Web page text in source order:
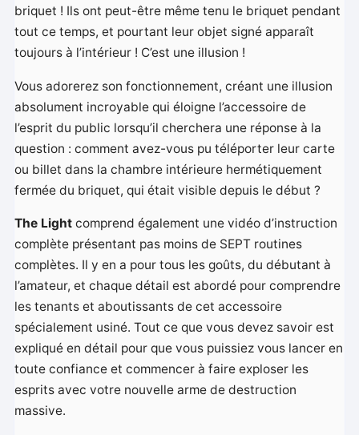
briquet ! Ils ont peut-être même tenu le briquet pendant
tout ce temps, et pourtant leur objet signé apparaît
toujours à l’intérieur ! C’est une illusion !
Vous adorerez son fonctionnement, créant une illusion
absolument incroyable qui éloigne l’accessoire de
l’esprit du public lorsqu’il cherchera une réponse à la
question : comment avez-vous pu téléporter leur carte
ou billet dans la chambre intérieure hermétiquement
fermée du briquet, qui était visible depuis le début ?
The Light comprend également une vidéo d’instruction
complète présentant pas moins de SEPT routines
complètes. Il y en a pour tous les goûts, du débutant à
l’amateur, et chaque détail est abordé pour comprendre
les tenants et aboutissants de cet accessoire
spécialement usiné. Tout ce que vous devez savoir est
expliqué en détail pour que vous puissiez vous lancer en
toute confiance et commencer à faire exploser les
esprits avec votre nouvelle arme de destruction
massive.